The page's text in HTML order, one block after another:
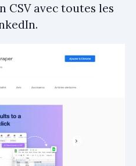
CSV avec toutes les